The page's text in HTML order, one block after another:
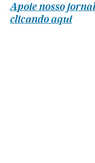
Apoie nosso
clicando aqui